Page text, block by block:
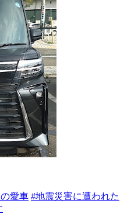
愛車 #地震災害に遭われた